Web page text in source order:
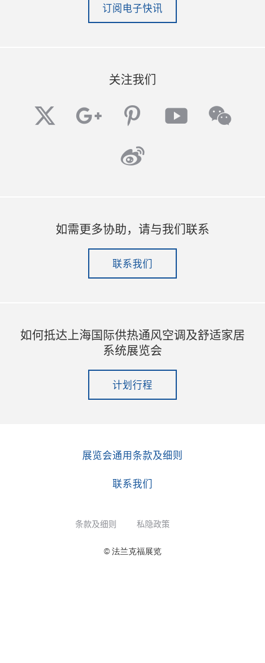
订阅电子快讯
关注我们
twittergoogleplus
pinterest
youtube
weibo
如需更多协助，请与我们联系
联系我们
如何抵达上海国际供热通风空调及舒适家居
系统展览会
计划行程
展览会通用条款及细则
联系我们
条款及细则 私隐政策
© 法兰克福展览